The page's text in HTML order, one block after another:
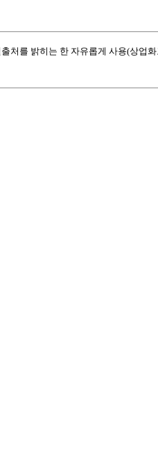
처를 밝히는 한 자유롭게 사용(상업